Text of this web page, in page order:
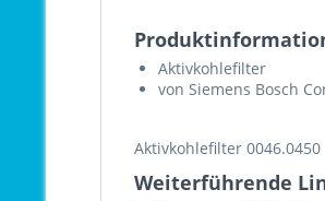
Aktivkohlefilter
von Siemens Bosch
Aktivkohlefilter 0046.0450
Weiterführende